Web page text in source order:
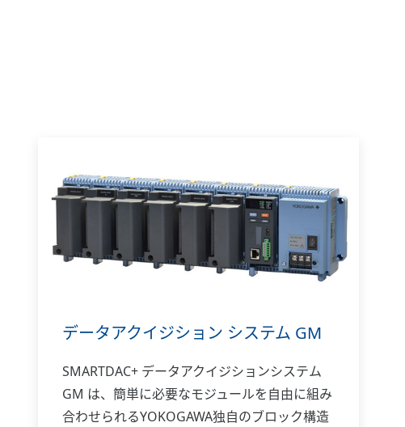
データアクイジション システム GM
SMARTDAC+ データアクイジションシステム
GM は、簡単に必要なモジュールを自由に組み
合わせられるYOKOGAWA独自のブロック構造